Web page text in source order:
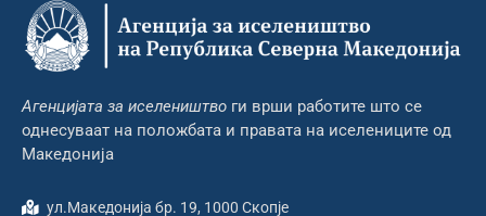
Агенцијата за иселеништво ги врши работите што се
однесуваат на положбата и правата на иселениците од
Македонија
ул.Македонија бр. 19, 1000 Скопје